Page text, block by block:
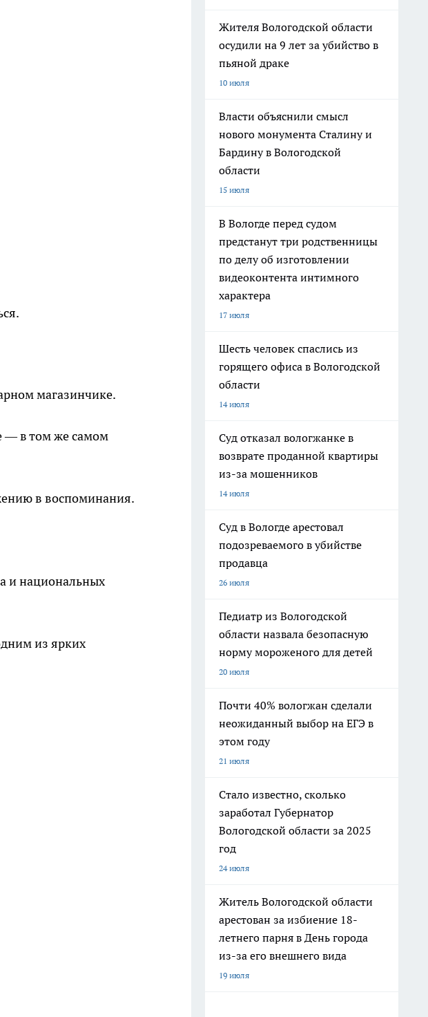
магазинчике.
— в том же самом
в воспоминания.
и национальных
из ярких
Жителя Вологодской области
осудили на 9 лет за убийство в
пьяной драке
10 июля
Власти объяснили смысл
нового монумента Сталину и
Бардину в Вологодской
области
15 июля
В Вологде перед судом
предстанут три родственницы
по делу об изготовлении
видеоконтента интимного
характера
17 июля
Шесть человек спаслись из
горящего офиса в Вологодской
области
14 июля
Суд отказал вологжанке в
возврате проданной квартиры
из-за мошенников
14 июля
Суд в Вологде арестовал
подозреваемого в убийстве
продавца
26 июля
Педиатр из Вологодской
области назвала безопасную
норму мороженого для детей
20 июля
Почти 40% вологжан сделали
неожиданный выбор на ЕГЭ в
этом году
21 июля
Стало известно, сколько
заработал Губернатор
Вологодской области за 2025
год
24 июля
Житель Вологодской области
арестован за избиение 18-
летнего парня в День города
из-за его внешнего вида
19 июля